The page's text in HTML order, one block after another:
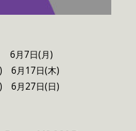
月7日(月)
6月17日(木)
6月27日(日)